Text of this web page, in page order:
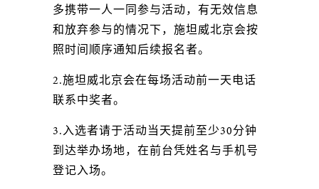
多携带一人一同参与活动，有无效信息
和放弃参与的情况下，施坦威北京会按
照时间顺序通知后续报名者。
2.施坦威北京会在每场活动前一天电话
联系中奖者。
3.入选者请于活动当天提前至少30分钟
到达举办场地，在前台凭姓名与手机号
登记入场。